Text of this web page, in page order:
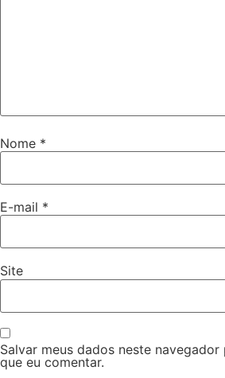
Nome *
E-mail *
Site
Salvar meus dados neste
que eu comentar.